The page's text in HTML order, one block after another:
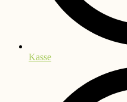
Kasse